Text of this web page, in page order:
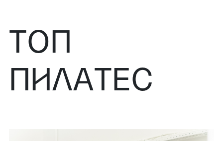
ТОП
ПИЛАТЕС